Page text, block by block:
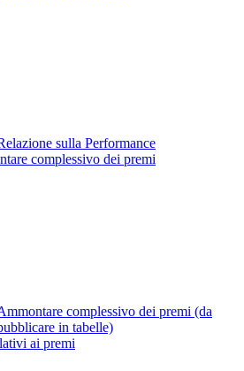
sulla Performance
complessivo dei premi
complessivo dei premi (da
in tabelle)
ai premi